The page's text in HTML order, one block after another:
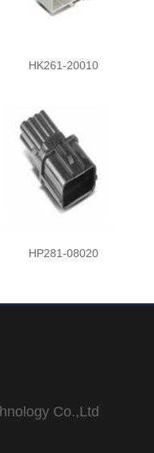
HK261-20010
HP281-08020
Co.,Ltd